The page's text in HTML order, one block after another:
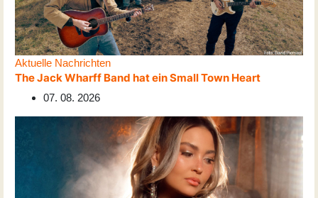
Aktuelle Nachrichten
The Jack Wharff Band hat ein Small Town Heart
07. 08. 2026